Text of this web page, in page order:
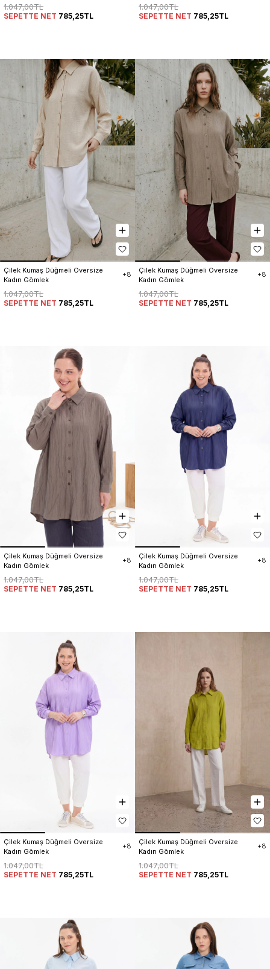
1.047,00TL
SEPETTE NET 785,25TL
1.047,00TL
SEPETTE NET 785,25TL
Çilek Kumaş Düğmeli Oversize
Kadın Gömlek
+8
1.047,00TL
SEPETTE NET 785,25TL
Çilek Kumaş Düğmeli Oversize
Kadın Gömlek
+8
1.047,00TL
SEPETTE NET 785,25TL
Çilek Kumaş Düğmeli Oversize
Kadın Gömlek
+8
1.047,00TL
SEPETTE NET 785,25TL
Çilek Kumaş Düğmeli Oversize
Kadın Gömlek
+8
1.047,00TL
SEPETTE NET 785,25TL
Çilek Kumaş Düğmeli Oversize
Kadın Gömlek
+8
1.047,00TL
SEPETTE NET 785,25TL
Çilek Kumaş Düğmeli Oversize
Kadın Gömlek
+8
1.047,00TL
SEPETTE NET 785,25TL